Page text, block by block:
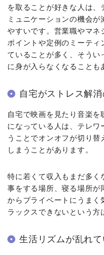
を取ることが好きな人は、
ミュニケーションの機会
やすいです。営業職やマネ
ポイントや定例のミーティ
ていることが多く、そうい
に身が入らなくなることも
自宅がストレス解
自宅で映画を見たり音楽
になっている人は、テレワ
うことでオンオフが切り替
しまうことがあります。
特に若くて収入もまだ多く
事をする場所、寝る場所が
からプライベートにうまく
ラックスできないという方
生活リズムが乱れて